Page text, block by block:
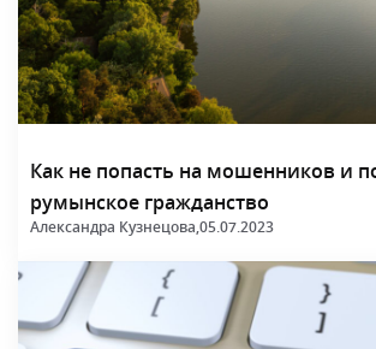
Как не попасть на мошенников и
румынское гражданство
Александра Кузнецова,05.07.2023